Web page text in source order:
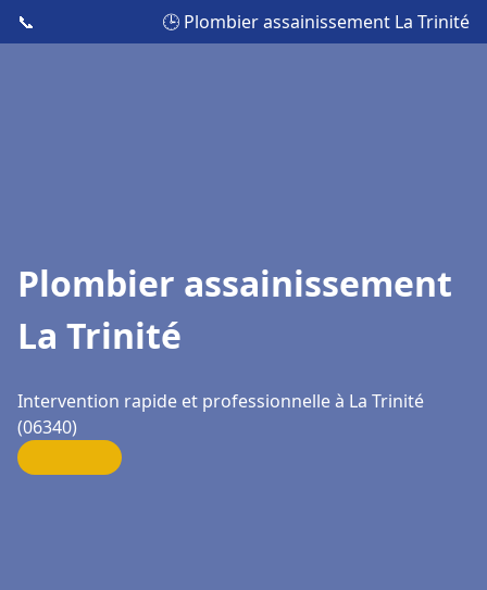
📞 🕒 Plombier assainissement La Trinité
Plombier assainissement
La Trinité
Intervention rapide et professionnelle à La Trinité
(06340)